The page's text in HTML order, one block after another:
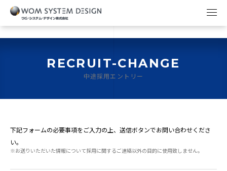
RECRUIT-CHANGE
中途採用エントリー
下記フォームの必要事項をご入力の上、送信ボタンでお問い合わせくださ
い。
※お送りいただいた情報について採用に関するご連絡以外の目的に使用致しません。